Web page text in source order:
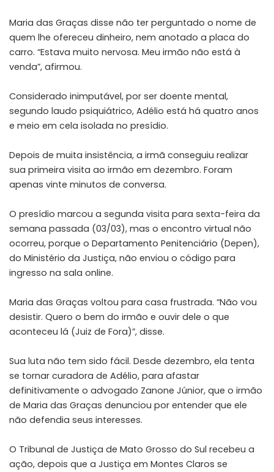
Maria das Graças disse não ter perguntado o nome de
quem lhe ofereceu dinheiro, nem anotado a placa do
carro. “Estava muito nervosa. Meu irmão não está à
venda”, afirmou.
Considerado inimputável, por ser doente mental,
segundo laudo psiquiátrico, Adélio está há quatro anos
e meio em cela isolada no presídio.
Depois de muita insistência, a irmã conseguiu realizar
sua primeira visita ao irmão em dezembro. Foram
apenas vinte minutos de conversa.
O presídio marcou a segunda visita para sexta-feira da
semana passada (03/03), mas o encontro virtual não
ocorreu, porque o Departamento Penitenciário (Depen),
do Ministério da Justiça, não enviou o código para
ingresso na sala online.
Maria das Graças voltou para casa frustrada. “Não vou
desistir. Quero o bem do irmão e ouvir dele o que
aconteceu lá (Juiz de Fora)”, disse.
Sua luta não tem sido fácil. Desde dezembro, ela tenta
se tornar curadora de Adélio, para afastar
definitivamente o advogado Zanone Júnior, que o irmão
de Maria das Graças denunciou por entender que ele
não defendia seus interesses.
O Tribunal de Justiça de Mato Grosso do Sul recebeu a
ação, depois que a Justiça em Montes Claros se